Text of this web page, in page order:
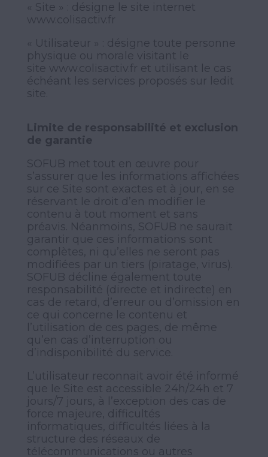
« Site » : désigne le site internet
www.colisactiv.fr
« Utilisateur » : désigne toute personne
physique ou morale visitant le
site www.colisactiv.fr et utilisant le cas
échéant les services proposés sur ledit
site.
Limite de responsabilité et exclusion
de garantie
SOFUB met tout en œuvre pour
s’assurer que les informations affichées
sur ce Site sont exactes et à jour, en se
réservant le droit d’en modifier le
contenu à tout moment et sans
préavis. Néanmoins, SOFUB ne saurait
garantir que ces informations sont
complètes, ni qu’elles ne seront pas
modifiées par un tiers (piratage, virus).
SOFUB décline également toute
responsabilité (directe et indirecte) en
cas de retard, d’erreur ou d’omission en
ce qui concerne le contenu et
l’utilisation de ces pages, de même
qu’en cas d’interruption ou
d’indisponibilité du service.
L’utilisateur reconnait avoir été informé
que le Site est accessible 24h/24h et 7
jours/7 jours, à l’exception des cas de
force majeure, difficultés
informatiques, difficultés liées à la
structure des réseaux de
télécommunications ou autres